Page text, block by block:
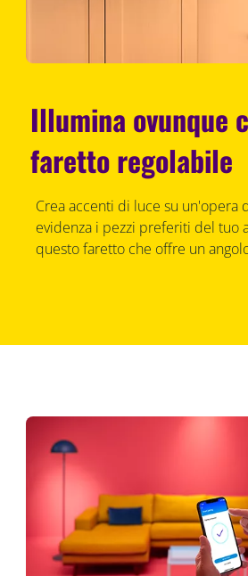
Illumina ovunque
faretto regolabile
Crea accenti di luce su un'opera
evidenza i pezzi preferiti del tuo
questo faretto che offre un